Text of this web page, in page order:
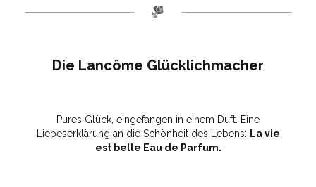
Die Lancôme Glücklichmacher
Pures Glück, eingefangen in einem Duft. Eine
Liebeserklärung an die Schönheit des Lebens: La vie
est belle Eau de Parfum.